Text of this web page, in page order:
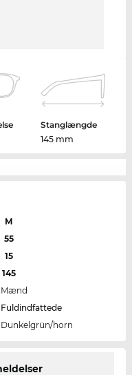
Stanglængde
145 mm
M
55
15
145
Mænd
Fuldindfattede
Dunkelgrün/horn